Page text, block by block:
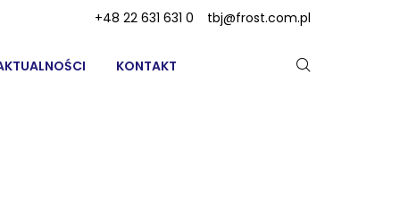
KONTAKT
+48 22 631 631 0 tbj@frost.com.pl